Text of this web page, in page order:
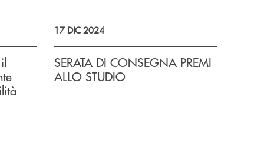
17 DIC 2024
SERATA DI CONSEGNA PREMI
ALLO STUDIO